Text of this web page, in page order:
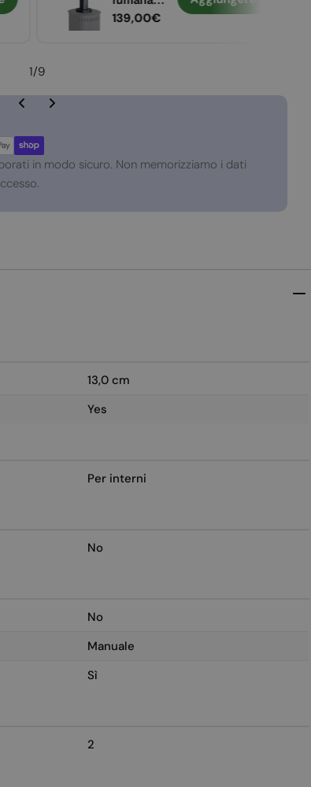
finta per
Prezzo
139,00€
1/9
in modo sicuro. Non memorizziamo i dati
13,0 cm
Yes
Per interni
No
No
Manuale
Sì
2